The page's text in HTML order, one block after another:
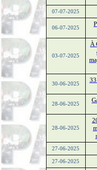
07-07-2025
06-07-2025
03-07-2025
À
30-06-2025
28-06-2025
28-06-2025
27-06-2025
27-06-2025